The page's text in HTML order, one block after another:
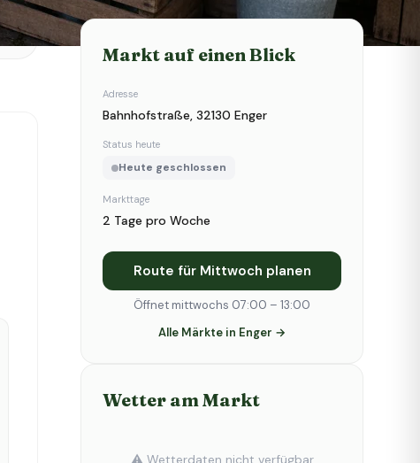
Markt auf einen Blick
Adresse
Bahnhofstraße, 32130 Enger
Status heute
Heute geschlossen
Markttage
2 Tage pro Woche
Route für Mittwoch planen
Öffnet mittwochs 07:00 – 13:00
Alle Märkte in Enger →
Wetter am Markt
⚠️ Wetterdaten nicht verfügbar